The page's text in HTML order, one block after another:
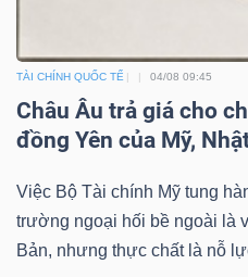
TÀI CHÍNH QUỐC TẾ 04/08 09:45
Châu Âu trả giá cho
đồng Yên của Mỹ,
Việc Bộ Tài chính Mỹ tung
trường ngoại hối bề ngoài là
Bản, nhưng thực chất là nỗ